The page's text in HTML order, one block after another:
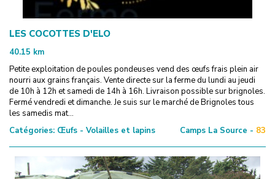
LES COCOTTES D'ELO
40.15 km
Petite exploitation de poules pondeuses vend des œufs frais plein air
nourri aux grains français. Vente directe sur la ferme du lundi au jeudi
de 10h à 12h et samedi de 14h à 16h. Livraison possible sur brignoles.
Fermé vendredi et dimanche. Je suis sur le marché de Brignoles tous
les samedis mat...
Catégories: Œufs - Volailles et lapins Camps La Source - 83